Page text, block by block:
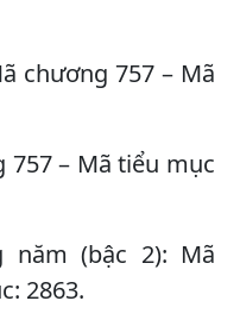
chương 757 – Mã
757 – Mã tiểu mục
(bậc 2): Mã
2863.